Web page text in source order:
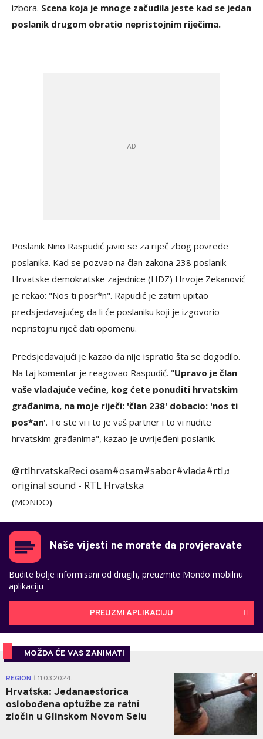
izbora. Scena koja je mnoge začudila jeste kad se jedan
poslanik drugom obratio nepristojnim riječima.
Poslanik Nino Raspudić javio se za riječ zbog povrede
poslanika. Kad se pozvao na član zakona 238 poslanik
Hrvatske demokratske zajednice (HDZ) Hrvoje Zekanović
je rekao: "Nos ti posr*n". Rapudić je zatim upitao
predsjedavajućeg da li će poslaniku koji je izgovorio
nepristojnu riječ dati opomenu.
Predsjedavajući je kazao da nije ispratio šta se dogodilo.
Na taj komentar je reagovao Raspudić. "Upravo je član
vaše vladajuće većine, kog ćete ponuditi hrvatskim
građanima, na moje riječi: 'član 238' dobacio: 'nos ti
pos*an'. To ste vi i to je vaš partner i to vi nudite
hrvatskim građanima", kazao je uvrijeđeni poslanik.
@rtlhrvatskaReci osam#osam#sabor#vlada#rtl♬
original sound - RTL Hrvatska
(MONDO)
Naše vijesti ne morate da provjeravate
Budite bolje informisani od drugih, preuzmite Mondo mobilnu
aplikaciju
PREUZMI APLIKACIJU
MOŽDA ĆE VAS ZANIMATI
REGION 11.03.2024.
Hrvatska: Jedanaestorica
oslobođena optužbe za ratni
zločin u Glinskom Novom Selu
0